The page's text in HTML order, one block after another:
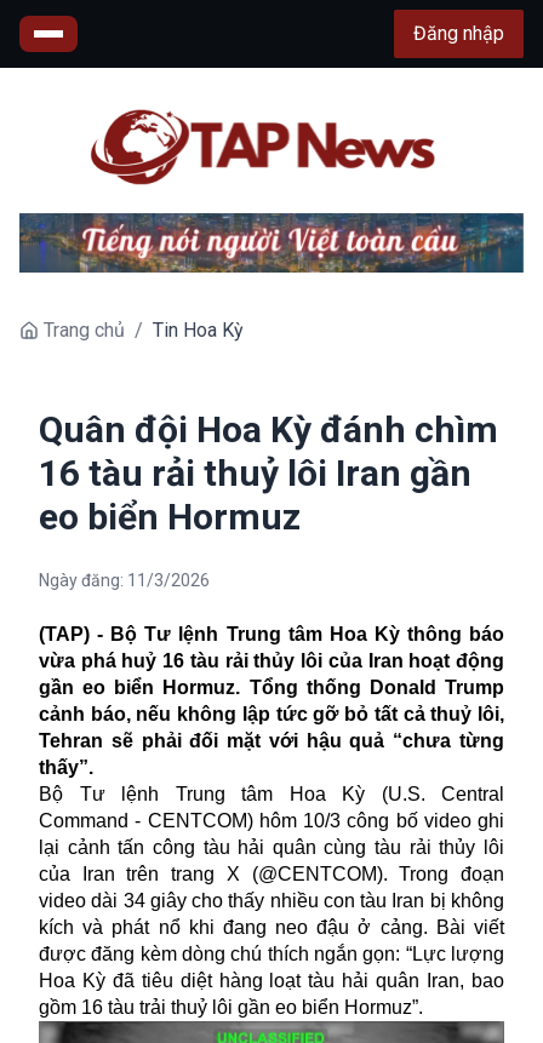
Đăng nhập
Trang chủ / Tin Hoa Kỳ
Quân đội Hoa Kỳ đánh chìm
16 tàu rải thuỷ lôi Iran gần
eo biển Hormuz
Ngày đăng: 11/3/2026
(TAP) - Bộ Tư lệnh Trung tâm Hoa Kỳ thông báo
vừa phá huỷ 16 tàu rải thủy lôi của Iran hoạt động
gần eo biển Hormuz. Tổng thống Donald Trump
cảnh báo, nếu không lập tức gỡ bỏ tất cả thuỷ lôi,
Tehran sẽ phải đối mặt với hậu quả “chưa từng
thấy”.
Bộ Tư lệnh Trung tâm Hoa Kỳ (U.S. Central
Command - CENTCOM) hôm 10/3 công bố video ghi
lại cảnh tấn công tàu hải quân cùng tàu rải thủy lôi
của Iran trên trang X (@CENTCOM). Trong đoạn
video dài 34 giây cho thấy nhiều con tàu Iran bị không
kích và phát nổ khi đang neo đậu ở cảng. Bài viết
được đăng kèm dòng chú thích ngắn gọn: “Lực lượng
Hoa Kỳ đã tiêu diệt hàng loạt tàu hải quân Iran, bao
gồm 16 tàu trải thuỷ lôi gần eo biển Hormuz”.